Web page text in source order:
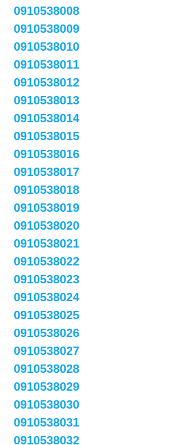
0910538008
0910538009
0910538010
0910538011
0910538012
0910538013
0910538014
0910538015
0910538016
0910538017
0910538018
0910538019
0910538020
0910538021
0910538022
0910538023
0910538024
0910538025
0910538026
0910538027
0910538028
0910538029
0910538030
0910538031
0910538032